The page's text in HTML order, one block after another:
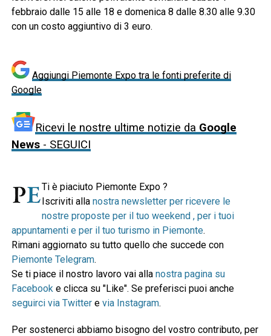
febbraio dalle 15 alle 18 e domenica 8 dalle 8.30 alle 9.30
con un costo aggiuntivo di 3 euro.
Aggiungi Piemonte Expo tra le fonti preferite di
Google
Ricevi le nostre ultime notizie da Google
News- SEGUICI
Ti è piaciuto Piemonte Expo ?
Iscriviti alla nostra newsletter per ricevere le
nostre proposte per il tuo weekend , per i tuoi
appuntamenti e per il tuo turismo in Piemonte.
Rimani aggiornato su tutto quello che succede con
Piemonte Telegram.
Se ti piace il nostro lavoro vai alla nostra pagina su
Facebooke clicca su "Like". Se preferisci puoi anche
seguirci via Twittere via Instagram.
Per sostenerci abbiamo bisogno del vostro contributo, per